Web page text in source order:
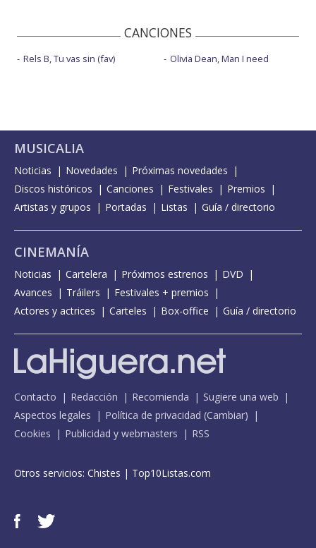
CANCIONES
Rels B, Tu vas sin (fav) Olivia Dean, Man I need
MUSICALIA
Noticias Novedades
Próximas novedades
Discos históricos
Canciones Festivales
Premios
Artistas y grupos
Portadas Listas Guía / directorio
CINEMANÍA
Noticias Cartelera Próximos estrenos
DVD
Avances
Tráilers
Festivales + premios
Actores y actrices
Carteles Box-office Guía / directorio
Contacto Redacción Recomienda
Sugiere una web
Aspectos legales
Política de privacidad (Cambiar)
Cookies
Publicidad y webmasters RSS
Otros servicios: Chistes | Top10Listas.com